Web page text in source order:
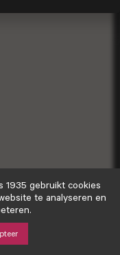
1935 gebruikt cookies
te analyseren en